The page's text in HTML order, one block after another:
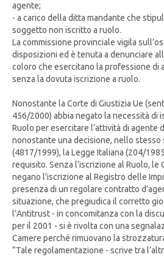
agente;
- a carico della ditta mandante che
soggetto non iscritto a ruolo.
La commissione provinciale vigila
disposizioni ed è tenuta a denunciare
coloro che esercitano la professione di
senza la dovuta iscrizione a ruolo.
Nonostante la Corte di Giustizia Ue
456/2000) abbia negato la necessità di
Ruolo per esercitare l’attività di agente
nonostante una decisione, nello stesso
(4817/1999), la Legge Italiana (204/
requisito. Senza l’iscrizione al Ruolo, le
negano l’iscrizione al Registro delle
presenza di un regolare contratto
situazione, che pregiudica il corretto
l’Antitrust - in concomitanza con la
per il 2001 - si è rivolta con una
Camere perché rimuovano la
“Tale regolamentazione - scrive tra